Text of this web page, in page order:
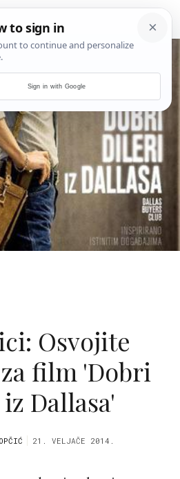
Osvojite
film 'Dobri
Dallasa'
21. VELJAČE 2014.
Sign in with Google